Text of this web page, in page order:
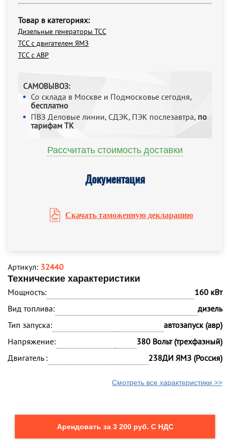
Товар в категориях:
Дизельные генераторы ТСС
ТСС с двигателем ЯМЗ
ТСС с АВР
САМОВЫВОЗ:
Со склада в Москве и Подмосковье сегодня,
бесплатно
ПВЗ Деловые линии, СДЭК, ПЭК послезавтра, по
тарифам ТК
Рассчитать стоимость доставки
Документация
Скачать таможенную декларацию
Артикул: 32440
Технические характеристики
Мощность:
160 кВт
Вид топлива:
дизель
Тип запуска:
автозапуск (авр)
Напряжение:
380 Вольт (трехфазный)
Двигатель :
238ДИ ЯМЗ (Россия)
Смотреть все характеристики >>
Арендовать за 3 200 руб. С НДС